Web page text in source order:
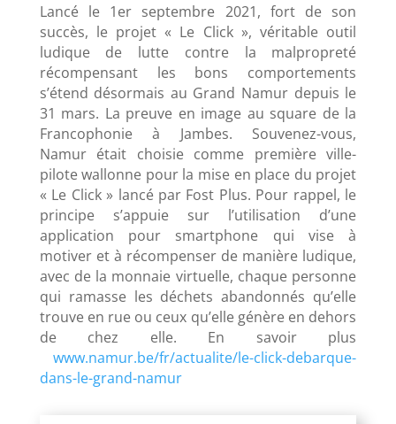
Lancé le 1er septembre 2021, fort de son
succès, le projet « Le Click », véritable outil
ludique de lutte contre la malpropreté
récompensant les bons comportements
s’étend désormais au Grand Namur depuis le
31 mars. La preuve en image au square de la
Francophonie à Jambes. Souvenez-vous,
Namur était choisie comme première ville-
pilote wallonne pour la mise en place du projet
« Le Click » lancé par Fost Plus. Pour rappel, le
principe s’appuie sur l’utilisation d’une
application pour smartphone qui vise à
motiver et à récompenser de manière ludique,
avec de la monnaie virtuelle, chaque personne
qui ramasse les déchets abandonnés qu’elle
trouve en rue ou ceux qu’elle génère en dehors
de chez elle. En savoir plus
www.namur.be/fr/actualite/le-click-debarque-
dans-le-grand-namur